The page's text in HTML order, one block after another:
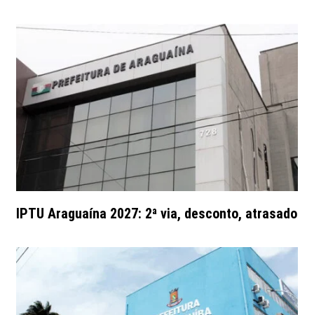
IPTU Araguaína 2027: 2ª via, desconto, atrasado